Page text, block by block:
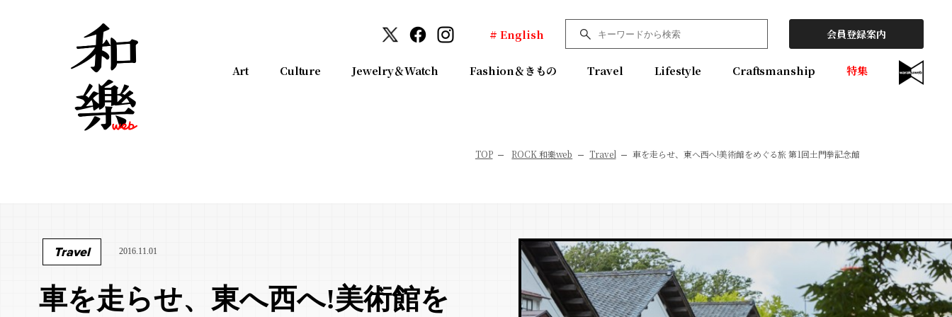
# English 会員登録案内
Art Culture Jewelry＆Watch Fashion＆きもの Travel Lifestyle Craftsmanship 特集
TOP ROCK 和樂web Travel 車を走らせ、東へ西へ!美術館をめぐる旅 第1回土門拳記念館
Travel 2016.11.01
車を走らせ、東へ西へ!美術館を